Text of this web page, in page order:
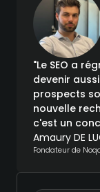
"Le SEO a
devenir
prospects
nouvelle
c'est un
Amaury DE
Fondateur de